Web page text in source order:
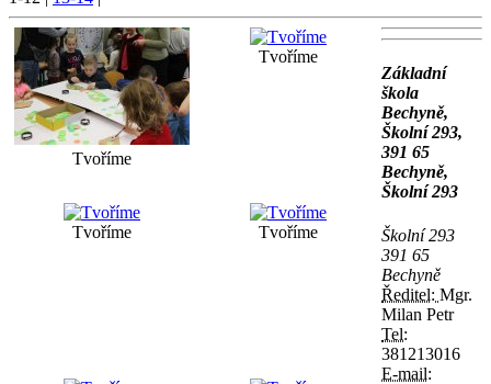
Tvoříme
Tvoříme
Tvoříme Tvoříme
Základní
škola
Bechyně,
Školní 293,
391 65
Bechyně,
Školní 293
Školní 293
391 65
Bechyně
Ředitel: Mgr.
Milan Petr
Tel:
381213016
E-mail: